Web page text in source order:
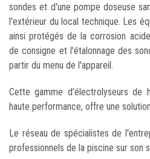
sondes et d'une pompe doseuse
l'extérieur du local technique. Les
ainsi protégés de la corrosion
de consigne et l'étalonnage des
partir du menu de l'appareil.
Cette gamme d'électrolyseurs de
haute performance, offre une
Le réseau de spécialistes de
professionnels de la piscine sur son